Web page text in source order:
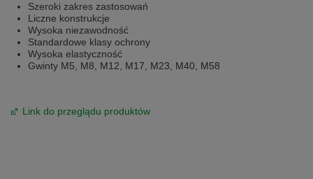
Szeroki zakres zastosowań
Liczne konstrukcje
Wysoka niezawodność
Standardowe klasy ochrony
Wysoka elastyczność
Gwinty M5, M8, M12, M17, M23, M40, M58
Link do przeglądu produktów